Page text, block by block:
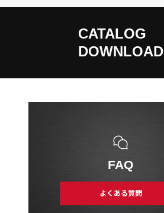
CATALOG
DOWNLOAD
FAQ
よくある質問